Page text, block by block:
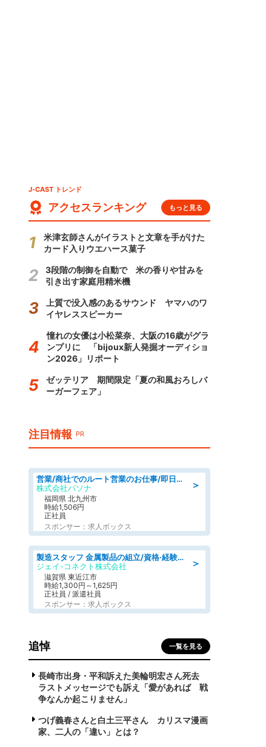
J-CAST トレンド
アクセスランキング もっと見る
米津玄師さんがイラストと文章を手がけた
カード入りウエハース菓子
3段階の制御を自動で 米の香りや甘みを
引き出す家庭用精米機
上質で没入感のあるサウンド ヤマハのワ
イヤレススピーカー
憧れの女優は小松菜奈、大阪の16歳がグラ
ンプリに 「bijoux新人発掘オーディショ
ン2026」リポート
ゼッテリア 期間限定「夏の和風おろしバ
ーガーフェア」
注目情報 PR
＞
営業/商社でのルート営業のお仕事/即日勤務可/車通勤可/営業
株式会社パソナ
福岡県 北九州市
時給1,506円
正社員
スポンサー：求人ボックス
＞
製造スタッフ 金属製品の組立/資格·経験不問/日野工業団地
ジェイ-コネクト株式会社
滋賀県 東近江市
時給1,300円～1,625円
正社員 / 派遣社員
スポンサー：求人ボックス
追悼 一覧を見る
長崎市出身・平和訴えた美輪明宏さん死去
ラストメッセージでも訴え「愛があれば 戦
争なんか起こりません」
つげ義春さんと白土三平さん カリスマ漫画
家、二人の「違い」とは？